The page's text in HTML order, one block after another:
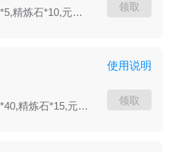
随机神石盒*1,玄武精华*5,精炼石*10,元宝*30000
领取
随机神石盒*2,青龙精华*40,精炼石*15,元宝*30000
使用说明
领取